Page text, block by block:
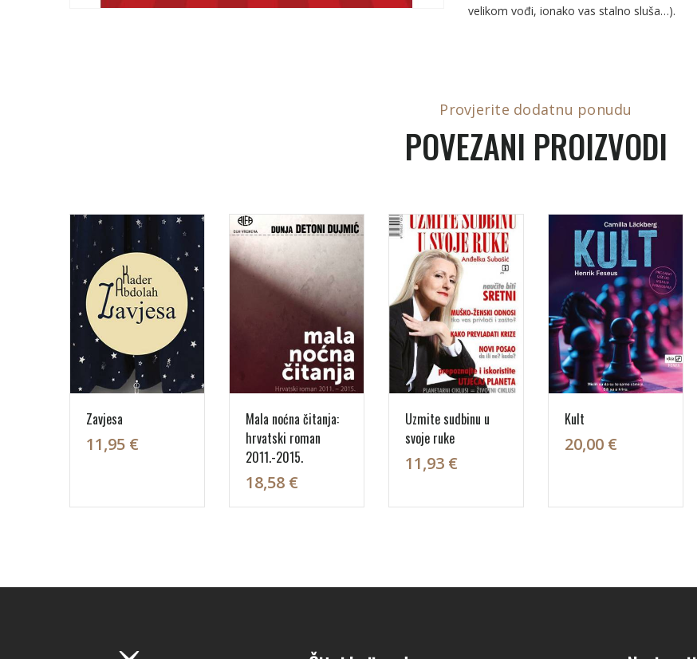
velikom vođi, ionako vas stalno sluša…).
Provjerite dodatnu ponudu
POVEZANI PROIZVODI
Zavjesa
11,95 €
Mala noćna čitanja:
hrvatski roman
2011.-2015.
18,58 €
Uzmite sudbinu u
svoje ruke
11,93 €
Kult
20,00 €